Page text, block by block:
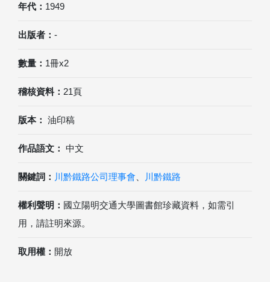
年代： 1949
出版者： -
數量： 1冊x2
稽核資料： 21頁
版本： 油印稿
作品語文： 中文
關鍵詞： 川黔鐵路公司理事會 川黔鐵路
權利聲明： 國立陽明交通大學圖書館珍藏資料，如需引
用，請註明來源。
取用權： 開放